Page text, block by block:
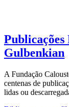
Publicações
Gulbenkian
A Fundação
centenas de
lidas ou